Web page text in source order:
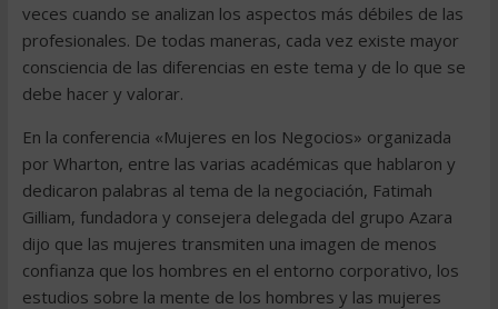
veces cuando se analizan los aspectos más débiles de las
profesionales. De todas maneras, cada vez existe mayor
consciencia de las diferencias en este tema y de lo que se
debe hacer y valorar.
En la conferencia «Mujeres en los Negocios» organizada
por Wharton, entre las varias académicas que hablaron y
dedicaron palabras al tema de la negociación, Fatimah
Gilliam, fundadora y consejera delegada del grupo Azara
dijo que las mujeres transmiten una imagen de menos
confianza que los hombres en el entorno corporativo, los
estudios sobre la mente de los hombres y las mujeres